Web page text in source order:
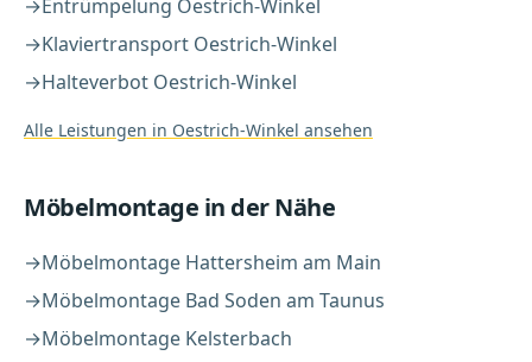
→Entrümpelung Oestrich-Winkel
→Klaviertransport Oestrich-Winkel
→Halteverbot Oestrich-Winkel
Alle Leistungen in Oestrich-Winkel ansehen
Möbelmontage in der Nähe
→Möbelmontage Hattersheim am Main
→Möbelmontage Bad Soden am Taunus
→Möbelmontage Kelsterbach